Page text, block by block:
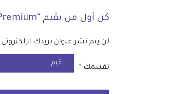
كن أول من يقيم “YITH WooCommerce Recently Viewed Products Premium”
لن يتم نشر عنوان بريدك الإلكتروني.
تقييمك *